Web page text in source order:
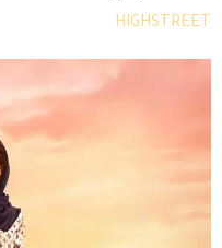
HIGHSTREET